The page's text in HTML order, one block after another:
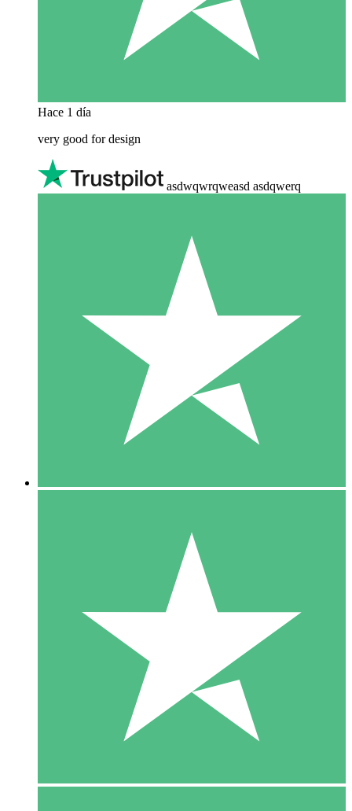
Hace 1 día
very good for design
asdwqwrqweasd asdqwerq